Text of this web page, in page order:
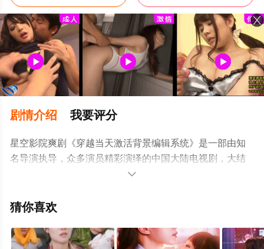
剧情介绍 我要评分
星空影院爽剧《穿越当天激活背景编辑系统》是一部由知
名导演执导，众多演员精彩演绎的中国大陆电视剧，大结
局剧情已揭晓（全集），手机免费观看高清无删减完整版
电视剧、电视猫或剧情网等平台了解。

猜你喜欢